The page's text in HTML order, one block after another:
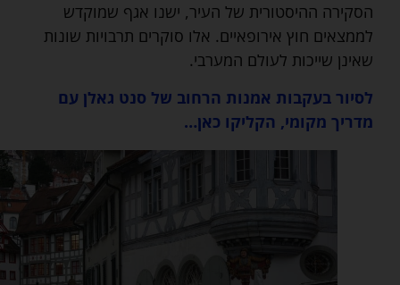
הסקירה ההיסטורית של העיר, ישנו אגף שמוקדש
לממצאים חוץ אירופאיים. אלו סוקרים תרבויות שונות
שאינן שייכות לעולם המערבי.
לסיור בעקבות אמנות הרחוב של סנט גאלן עם
מדריך מקומי, הקליקו כאן…